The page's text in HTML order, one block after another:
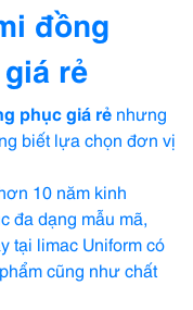
đồng
rẻ
phụcgiá rẻ nhưng
biết lựa chọn đơn vị
10 năm kinh
đa dạng mẫu mã,
tại limac Uniform có
cũng như chất